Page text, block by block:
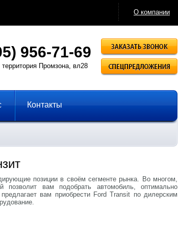
О компании
956-71-69
Промзона, вл28
Контакты
позиции в своём сегменте рынка. Во многом,
вам подобрать автомобиль, оптимально
вам приобрести Ford Transit по дилерским